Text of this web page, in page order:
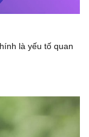
là yếu tố quan